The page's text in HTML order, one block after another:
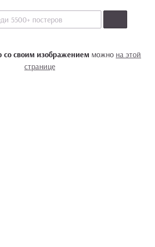
со своим изображением можно на этой
странице